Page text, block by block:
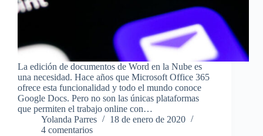
La edición de documentos de Word en la Nube es
una necesidad. Hace años que Microsoft Office 365
ofrece esta funcionalidad y todo el mundo conoce
Google Docs. Pero no son las únicas plataformas
que permiten el trabajo online con…
Yolanda Parres
18 de enero de 2020
4 comentarios